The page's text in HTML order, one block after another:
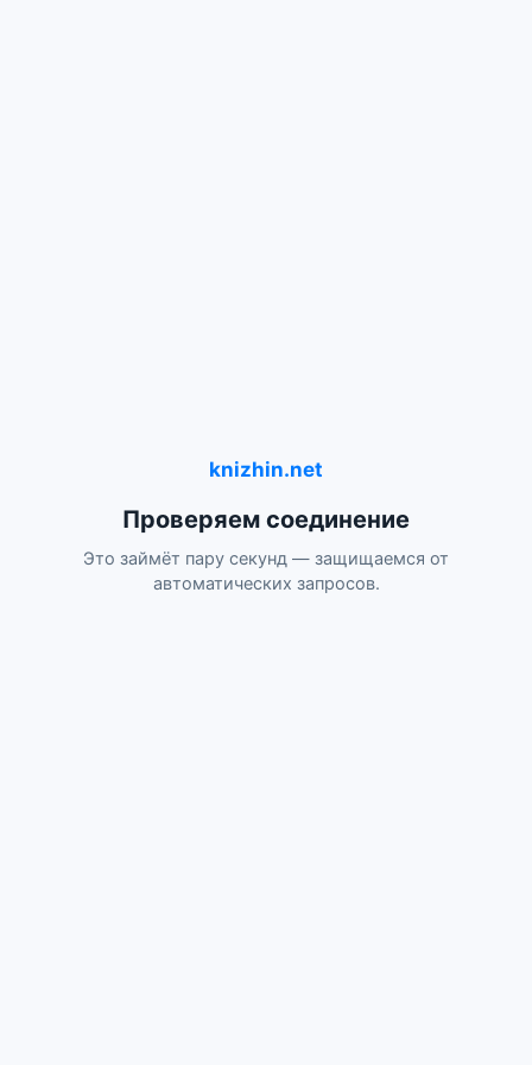
knizhin.net
Проверяем соединение
Это займёт пару секунд — защищаемся от
автоматических запросов.